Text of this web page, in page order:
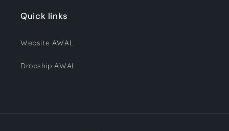
Quick links
Website AWAL
Dropship AWAL